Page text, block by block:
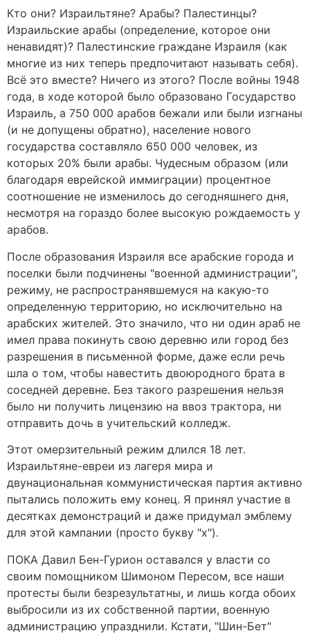
Кто они? Израильтяне? Арабы? Палестинцы?
Израильские арабы (определение, которое они
ненавидят)? Палестинские граждане Израиля (как
многие из них теперь предпочитают называть себя).
Всё это вместе? Ничего из этого? После войны 1948
года, в ходе которой было образовано Государство
Израиль, а 750 000 арабов бежали или были изгнаны
(и не допущены обратно), население нового
государства составляло 650 000 человек, из
которых 20% были арабы. Чудесным образом (или
благодаря еврейской иммиграции) процентное
соотношение не изменилось до сегодняшнего дня,
несмотря на гораздо более высокую рождаемость у
арабов.
После образования Израиля все арабские города и
поселки были подчинены "военной администрации",
режиму, не распространявшемуся на какую-то
определенную территорию, но исключительно на
арабских жителей. Это значило, что ни один араб не
имел права покинуть свою деревню или город без
разрешения в письменной форме, даже если речь
шла о том, чтобы навестить двоюродного брата в
соседней деревне. Без такого разрешения нельзя
было ни получить лицензию на ввоз трактора, ни
отправить дочь в учительский колледж.
Этот омерзительный режим длился 18 лет.
Израильтяне-евреи из лагеря мира и
двунациональная коммунистическая партия активно
пытались положить ему конец. Я принял участие в
десятках демонстраций и даже придумал эмблему
для этой кампании (просто букву "х").
ПОКА Давил Бен-Гурион оставался у власти со
своим помощником Шимоном Пересом, все наши
протесты были безрезультатны, и лишь когда обоих
выбросили из их собственной партии, военную
администрацию упразднили. Кстати, "Шин-Бет"